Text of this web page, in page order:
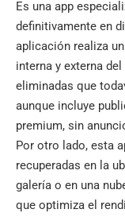
Es una app
definitivamente en
aplicación realiza
interna y externa
eliminadas que
aunque incluye
premium, sin
Por otro lado, esta
recuperadas en la
galería o en una
que optimiza el